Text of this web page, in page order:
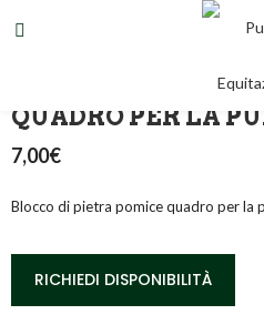
BLOCCO DI PIETRA
QUADRO PER LA
7,00€
Blocco di pietra pomice quadro per la
RICHIEDI DISPONIBILITÀ